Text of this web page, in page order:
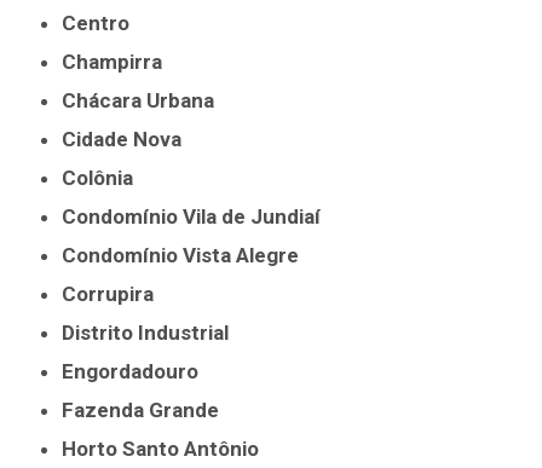
Centro
Champirra
Chácara Urbana
Cidade Nova
Colônia
Condomínio Vila de Jundiaí
Condomínio Vista Alegre
Corrupira
Distrito Industrial
Engordadouro
Fazenda Grande
Horto Santo Antônio